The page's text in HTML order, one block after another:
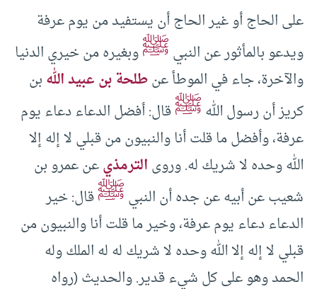
على الحاج أو غير الحاج أن يستفيد من يوم عرفة
ويدعو بالمأثور عن النبيﷺوبغيره من خيري الدنيا
والآخرة، جاء في الموطأ عنطلحة بن عبيد اللهبن
كريز أن رسول اللهﷺقال: أفضل الدعاء دعاء يوم
عرفة، وأفضل ما قلت أنا والنبيون من قبلي لا إله إلا
الله وحده لا شريك له. وروىالترمذيعن عمرو بن
شعيب عن أبيه عن جده أن النبيﷺقال: خير
الدعاء دعاء يوم عرفة، وخير ما قلت أنا والنبيون من
قبلي لا إله إلا الله وحده لا شريك له له الملك وله
الحمد وهو على كل شيء قدير. والحديث (رواه